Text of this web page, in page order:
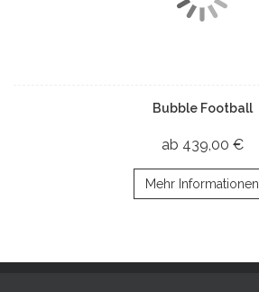
Bubble Football
ab 439,00 €
Mehr Informationen